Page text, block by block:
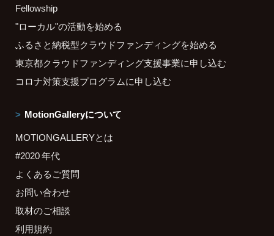
Fellowship
"ローカル"の活動を始める
ふるさと納税型クラウドファンディングを始める
東京都クラウドファンディング支援事業に申し込む
コロナ対策支援プログラムに申し込む
MotionGalleryについて
MOTIONGALLERYとは
#2020 年代
よくあるご質問
お問い合わせ
取材のご相談
利用規約